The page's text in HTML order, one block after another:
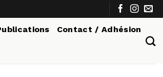
Contact / Adhésion